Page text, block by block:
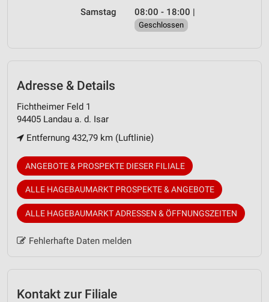
Samstag 08:00 - 18:00 |
Geschlossen
Adresse & Details
Fichtheimer Feld 1
94405 Landau a. d. Isar
Entfernung 432,79 km (Luftlinie)
ANGEBOTE & PROSPEKTE DIESER FILIALE
ALLE HAGEBAUMARKT PROSPEKTE & ANGEBOTE
ALLE HAGEBAUMARKT ADRESSEN & ÖFFNUNGSZEITEN
Fehlerhafte Daten melden
Kontakt zur Filiale